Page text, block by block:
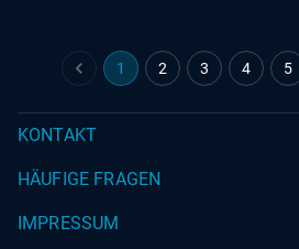
1 2 3 4 5
KONTAKT
HÄUFIGE FRAGEN
IMPRESSUM